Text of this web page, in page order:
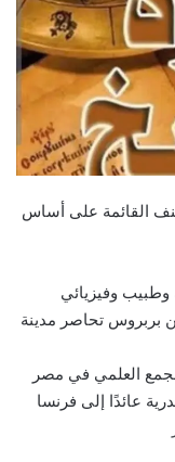
القائمة على أساس
بربروس تحاصر مدينة